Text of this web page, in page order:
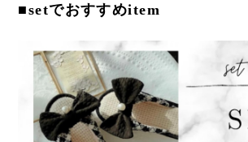
■setでおすすめitem